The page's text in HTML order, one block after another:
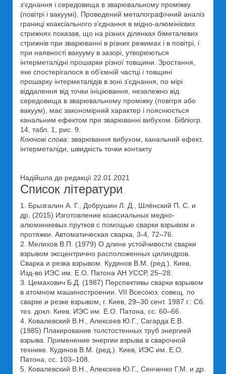
з’єднання і середовища в зварювальному проміжку
(повітрі і вакуумі). Проведений металографічний аналіз
границі коаксіального з’єднання в мідно-алюмінієвих
стрижнях показав, що на різних ділянках біметалевих
стрижнів при зварюванні в різних режимах і в повітрі, і
при наявності вакууму в зазорі, утворюються
інтерметалідні прошарки різної товщини. Зростання,
яке спостерігалося в об’ємній частці і товщині
прошарку інтерметалідів в зоні з’єднання, по мірі
віддалення від точки ініціювання, незалежно від
середовища в зварювальному проміжку (повітря або
вакуум), має закономірний характер і пояснюється
канальним ефектом при зварюванні вибухом. Бібліогр.
14, табл. 1, рис. 9.
Ключові слова: зварювання вибухом, канальний ефект,
інтерметаліди, швидкість точки контакту
Надійшла до редакції 22.01.2021
Список літератури
1. Брызгалин А. Г., Добрушин Л. Д., Шлёнский П. С. и
др. (2015) Изготовление коаксиальных медно-
алюминиевых прутков с помощью сварки взрывом и
протяжки. Автоматическая сварка, 3-4, 72–76.
2. Мелихов В.П. (1979) О длине устойчивости сварки
взрывом эксцентрично расположенных цилиндров.
Сварка и резка взрывом. Кудинов В.М. (ред.). Киев,
Изд-во ИЭС им. Е.О. Патона АН УССР, 25–28.
3. Цемахович Б.Д. (1987) Перспективы сварки взрывом
в атомном машиностроении. VII Всесоюз. совещ. по
сварке и резке взрывом, г. Киев, 29–30 сент. 1987 г.: Сб.
тез. докл. Киев, ИЭС им. Е.О. Патона, сс. 60–66.
4. Ковалевский В.Н., Алексеев Ю.Г., Сагарда Е.В.
(1985) Плакирование толстостенных труб энергией
взрыва. Применение энергии взрыва в сварочной
технике. Кудинов В.М. (ред.). Киев, ИЭС им. Е.О.
Патона, сс. 103–108.
5. Ковалевский В.Н., Алексеев Ю.Г., Сенченко Г.М. и др.